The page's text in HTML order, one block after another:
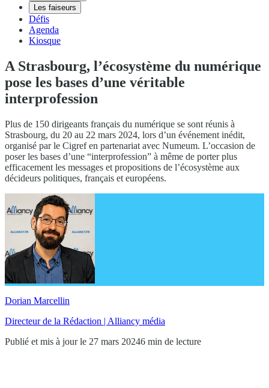
Les faiseurs
Défis
Agenda
Kiosque
A Strasbourg, l’écosystème du numérique
pose les bases d’une véritable
interprofession
Plus de 150 dirigeants français du numérique se sont réunis à
Strasbourg, du 20 au 22 mars 2024, lors d’un événement inédit,
organisé par le Cigref en partenariat avec Numeum. L’occasion de
poser les bases d’une “interprofession” à même de porter plus
efficacement les messages et propositions de l’écosystème aux
décideurs politiques, français et européens.
Dorian Marcellin
Directeur de la Rédaction | Alliancy média
Publié et mis à jour le 27 mars 20246 min de lecture